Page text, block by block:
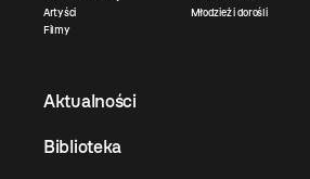
Artyści
Filmy
Młodzież i dorośli
Aktualności
Biblioteka